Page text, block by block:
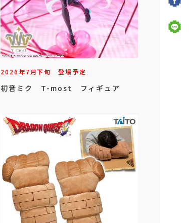
2026年7月下旬 登場予定
初音ミク T-most フィギュア